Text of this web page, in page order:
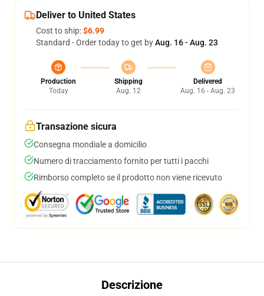
Deliver to United States
Cost to ship:$6.99
Standard - Order today to get byAug. 16 - Aug. 23
Production
Today
Shipping
Aug. 12
Delivered
Aug. 16 - Aug. 23
Transazione sicura
Consegna mondiale a domicilio
Numero di tracciamento fornito per tutti i pacchi
Rimborso completo se il prodotto non viene ricevuto
Descrizione